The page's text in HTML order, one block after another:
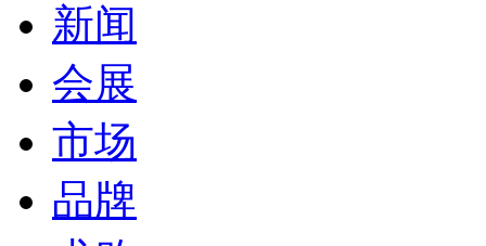
新闻
会展
市场
品牌